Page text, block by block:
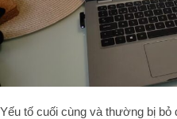
Yếu tố cuối cùng và thường bị